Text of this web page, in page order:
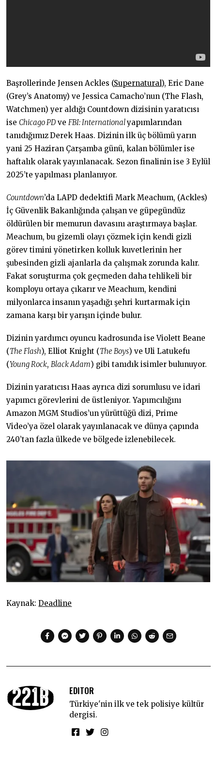
Başrollerinde Jensen Ackles (Supernatural), Eric Dane
(Grey’s Anatomy) ve Jessica Camacho’nun (The Flash,
Watchmen) yer aldığı Countdown dizisinin yaratıcısı
ise Chicago PD veFBI: Internationalyapımlarından
tanıdığımızDerek Haas. Dizinin ilk üç bölümü yarın
yani 25 Haziran Çarşamba günü, kalan bölümler ise
haftalık olarak yayınlanacak. Sezon finalinin ise 3 Eylül
2025’te yapılması planlanıyor.
Countdown’da LAPD dedektifi Mark Meachum, (Ackles)
İç Güvenlik Bakanlığında çalışan ve güpegündüz
öldürülen bir memurun davasını araştırmaya başlar.
Meachum, bu gizemli olayı çözmek için kendi gizli
görev timini yönetirken kolluk kuvetlerinin her
şubesinden gizli ajanlarla da çalışmak zorunda kalır.
Fakat soruşturma çok geçmeden daha tehlikeli bir
komployu ortaya çıkarır ve Meachum, kendini
milyonlarca insanın yaşadığı şehri kurtarmak için
zamana karşı bir yarışın içinde bulur.
Dizinin yardımcı oyuncu kadrosunda ise Violett Beane
(The Flash), Elliot Knight (The Boys) ve Uli Latukefu
(Young Rock,Black Adam) gibi tanıdık isimler bulunuyor.
Dizinin yaratıcısı Haas ayrıca dizi sorumlusu ve idari
yapımcı görevlerini de üstleniyor. Yapımcılığını
Amazon MGM Studios’un yürüttüğü dizi, Prime
Video’ya özel olarak yayınlanacak ve dünya çapında
240’tan fazla ülkede ve bölgede izlenebilecek.
Kaynak:Deadline
EDITOR
Türkiye'nin ilk ve tek polisiye kültür
dergisi.